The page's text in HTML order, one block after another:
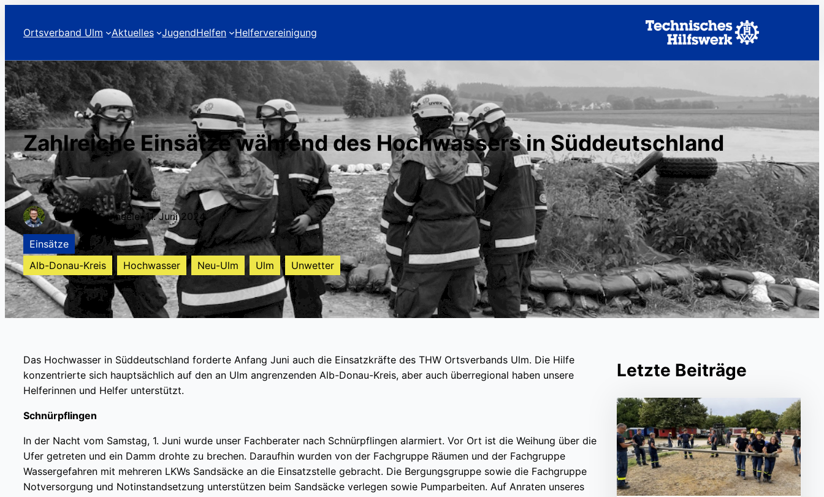
Ortsverband Ulm Aktuelles JugendHelfen Helfervereinigung
Zahlreiche Einsätze während des Hochwassers in Süddeutschland
Benedikt Schneele•11. Juni 2024
Einsätze
Alb-Donau-Kreis
Hochwasser Neu-Ulm Ulm Unwetter
Das Hochwasser in Süddeutschland forderte Anfang Juni auch die Einsatzkräfte des THW Ortsverbands Ulm. Die Hilfe
konzentrierte sich hauptsächlich auf den an Ulm angrenzenden Alb-Donau-Kreis, aber auch überregional haben unsere
Helferinnen und Helfer unterstützt.
Schnürpflingen
In der Nacht vom Samstag, 1. Juni wurde unser Fachberater nach Schnürpflingen alarmiert. Vor Ort ist die Weihung über die
Ufer getreten und ein Damm drohte zu brechen. Daraufhin wurden von der Fachgruppe Räumen und der Fachgruppe
Wassergefahren mit mehreren LKWs Sandsäcke an die Einsatzstelle gebracht. Die Bergungsgruppe sowie die Fachgruppe
Notversorgung und Notinstandsetzung unterstützen beim Sandsäcke verlegen sowie Pumparbeiten. Auf Anraten unseres
Letzte Beiträge